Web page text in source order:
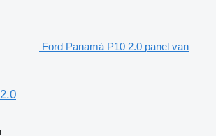
Ford Panamá P10 2.0 panel van